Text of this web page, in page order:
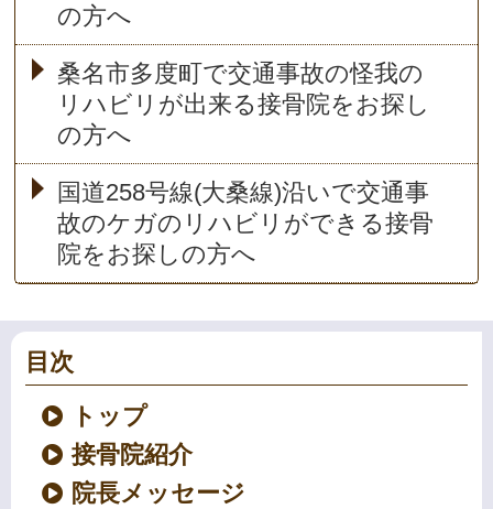
の方へ
桑名市多度町で交通事故の怪我の
リハビリが出来る接骨院をお探し
の方へ
国道258号線(大桑線)沿いで交通事
故のケガのリハビリができる接骨
院をお探しの方へ
目次
トップ
接骨院紹介
院長メッセージ